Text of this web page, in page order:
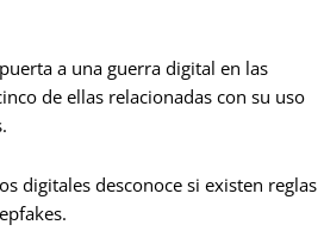
a una guerra digital en las
de ellas relacionadas con su uso
digitales desconoce si existen reglas